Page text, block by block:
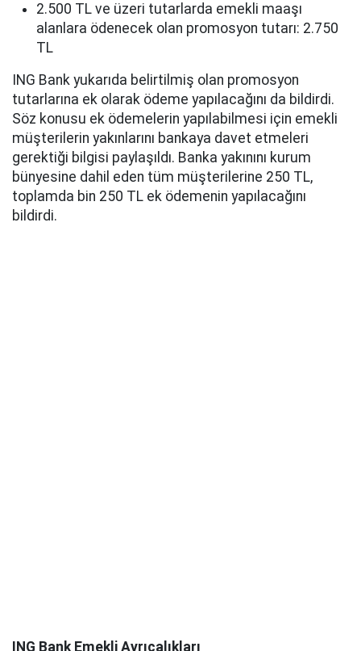
2.500 TL ve üzeri tutarlarda emekli maaşı
alanlara ödenecek olan promosyon tutarı: 2.750
TL
ING Bank yukarıda belirtilmiş olan promosyon
tutarlarına ek olarak ödeme yapılacağını da bildirdi.
Söz konusu ek ödemelerin yapılabilmesi için emekli
müşterilerin yakınlarını bankaya davet etmeleri
gerektiği bilgisi paylaşıldı. Banka yakınını kurum
bünyesine dahil eden tüm müşterilerine 250 TL,
toplamda bin 250 TL ek ödemenin yapılacağını
bildirdi.
ING Bank Emekli Ayrıcalıkları